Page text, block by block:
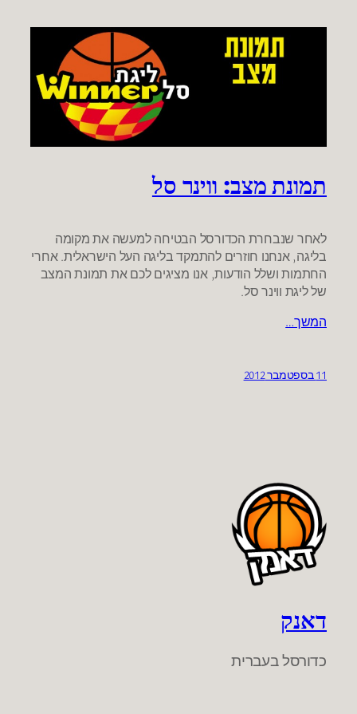
תמונת מצב: ווינר סל
לאחר שנבחרת הכדורסל הבטיחה למעשה את מקומה
בליגה, אנחנו חוזרים להתמקד בליגה העל הישראלית. אחרי
החתמות ושלל הודעות, אנו מציגים לכם את תמונת המצב
של ליגת ווינר סל.
המשך…
11 בספטמבר 2012
דאנק
כדורסל בעברית